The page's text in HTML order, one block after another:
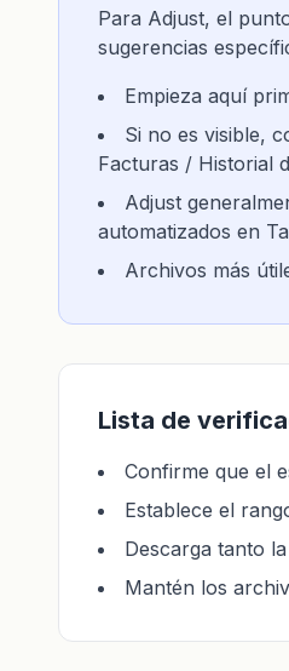
Para Adjust, el
sugerencias
Empieza aquí
Si no es visible,
Facturas / Historial
Adjust
automatizados en
Archivos más
Lista de
Confirme que el
Establece el
Descarga tanto
Mantén los